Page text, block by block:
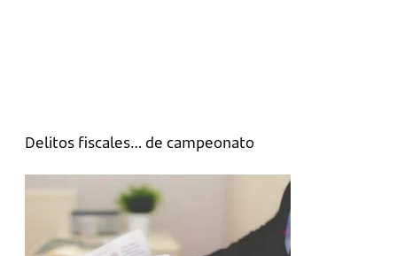
Delitos fiscales… de campeonato